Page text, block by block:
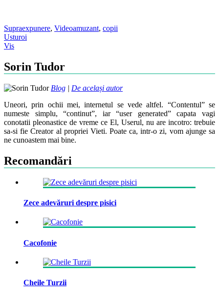
Supraexpunere, Videoamuzant, copii
Post
navigation
Usturoi
Vis
Sorin Tudor
Blog | De același autor
Uneori, prin ochii mei, internetul se vede altfel. “Contentul” se
numeste simplu, “continut”, iar “user generated” capata vagi
conotatii pleonastice de vreme ce El, Userul, nu are incotro: trebuie
sa-si fie Creator al propriei Vieti. Poate ca, intr-o zi, vom ajunge sa
ne cunoastem mai bine.
Recomandări
Zece adevăruri despre pisici
Cacofonie
Cheile Turzii